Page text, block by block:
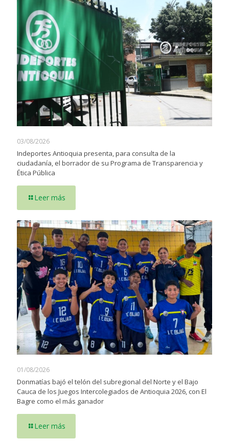
03/08/2026
Indeportes Antioquia presenta, para consulta de la
ciudadanía, el borrador de su Programa de Transparencia y
Ética Pública
Leer más
01/08/2026
Donmatías bajó el telón del subregional del Norte y el Bajo
Cauca de los Juegos Intercolegiados de Antioquia 2026, con El
Bagre como el más ganador
Leer más